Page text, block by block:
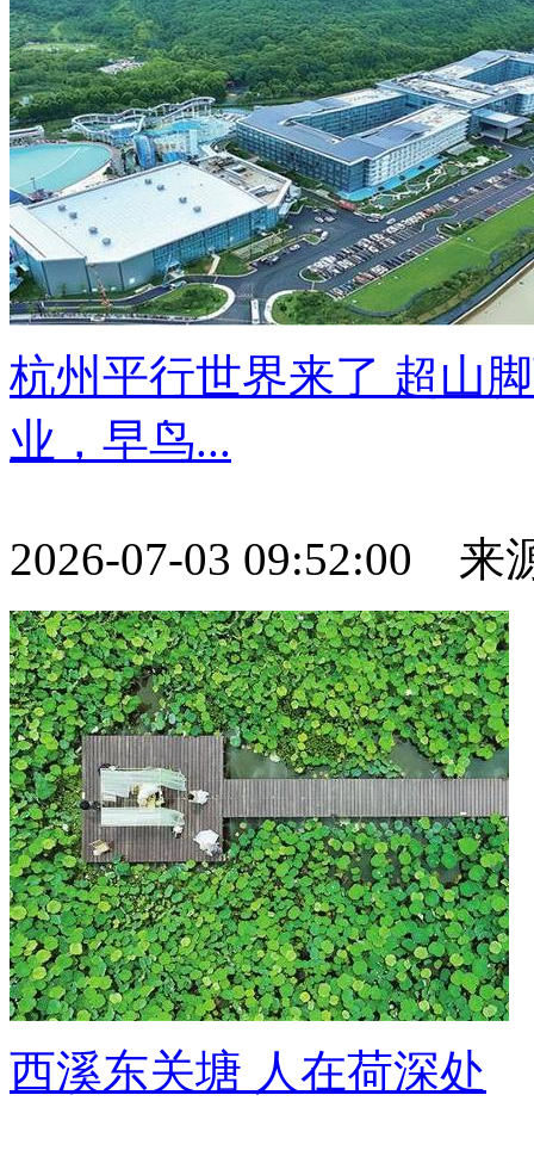
杭州平行世界来了 超山
业，早鸟...
2026-07-03 09:52:00 来
西溪东关塘 人在荷深处